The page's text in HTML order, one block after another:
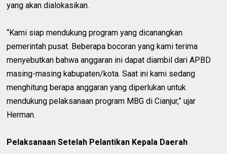
yang akan dialokasikan.
“Kami siap mendukung program yang dicanangkan
pemerintah pusat. Beberapa bocoran yang kami terima
menyebutkan bahwa anggaran ini dapat diambil dari APBD
masing-masing kabupaten/kota. Saat ini kami sedang
menghitung berapa anggaran yang diperlukan untuk
mendukung pelaksanaan program MBG di Cianjur,” ujar
Herman.
Pelaksanaan Setelah Pelantikan Kepala Daerah